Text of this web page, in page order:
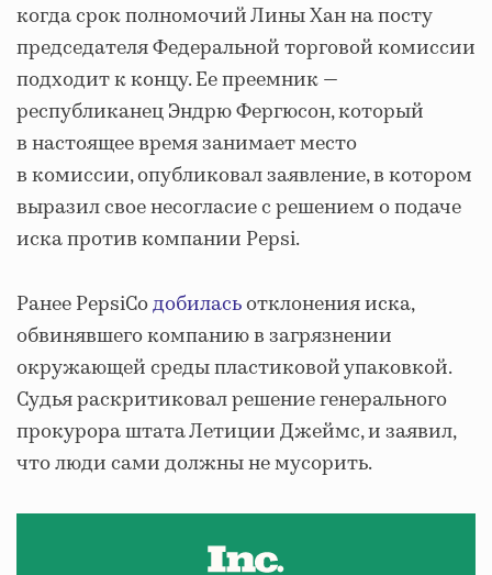
когда срок полномочий Лины Хан на посту
председателя Федеральной торговой комиссии
подходит к концу. Ее преемник —
республиканец Эндрю Фергюсон, который
в настоящее время занимает место
в комиссии, опубликовал заявление, в котором
выразил свое несогласие с решением о подаче
иска против компании Pepsi.
Ранее PepsiCoдобиласьотклонения иска,
обвинявшего компанию в загрязнении
окружающей среды пластиковой упаковкой.
Судья раскритиковал решение генерального
прокурора штата Летиции Джеймс, и заявил,
что люди сами должны не мусорить.